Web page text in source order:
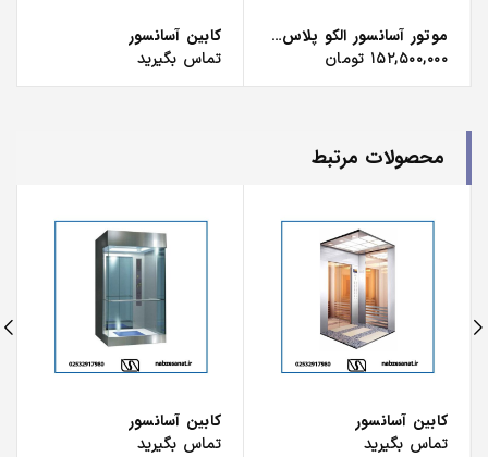
موتور آسانسور الکو پلاس ۶.۱ کیلووات
۱۵۲,۵۰۰,۰۰۰ تومان
کابین آسانسور
تماس بگیرید
محصولات مرتبط
کابین آسانسور
تماس بگیرید
کابین آسانسور
تماس بگیرید